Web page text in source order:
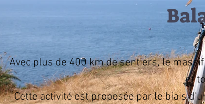
Avec plus de 400 km de sentiers, le
et
Cette activité est proposée par le biais